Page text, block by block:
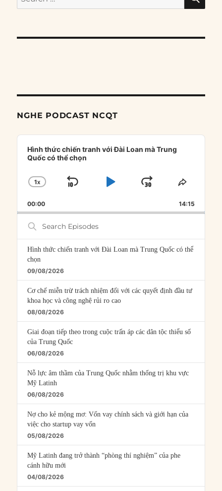
for:
NGHE PODCAST NCQT
Audio
Player
Hình thức chiến tranh với Đài Loan mà Trung
Quốc có thể chọn
CHANGE
RATE
1X
SKIP
PLAYJUMP
FORWARD
SHARE
00:00 14:15
Search
Episodes
Hình thức chiến tranh với Đài Loan mà Trung Quốc có thể
chọn
09/08/2026
Cơ chế miễn trừ trách nhiệm đối với các quyết định đầu tư
khoa học và công nghệ rủi ro cao
08/08/2026
Giai đoạn tiếp theo trong cuộc trấn áp các dân tộc thiểu số
của Trung Quốc
06/08/2026
Nỗ lực âm thầm của Trung Quốc nhằm thống trị khu vực
Mỹ Latinh
06/08/2026
Nợ cho kẻ mộng mơ: Vốn vay chính sách và giới hạn của
việc cho startup vay vốn
05/08/2026
Mỹ Latinh đang trở thành “phòng thí nghiệm” của phe
cánh hữu mới
04/08/2026